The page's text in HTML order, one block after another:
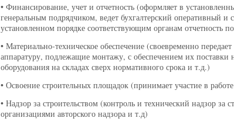
• Финансирование, учет и отчетность (оформляет в
генеральным подрядчиком, ведет бухгалтерский оперативный и
установленном порядке соответствующим органам отчетность
• Материально-техническое обеспечение (своевременно
аппаратуру, подлежащие монтажу, с обеспечением их поставки
оборудования на складах сверх нормативного срока и т.д.)
• Освоение строительных площадок (принимает участие в
• Надзор за строительством (контроль и технический надзор за
организациями авторского надзора и т.д)